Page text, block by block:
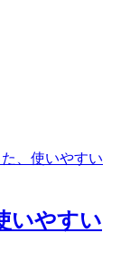
いやすい